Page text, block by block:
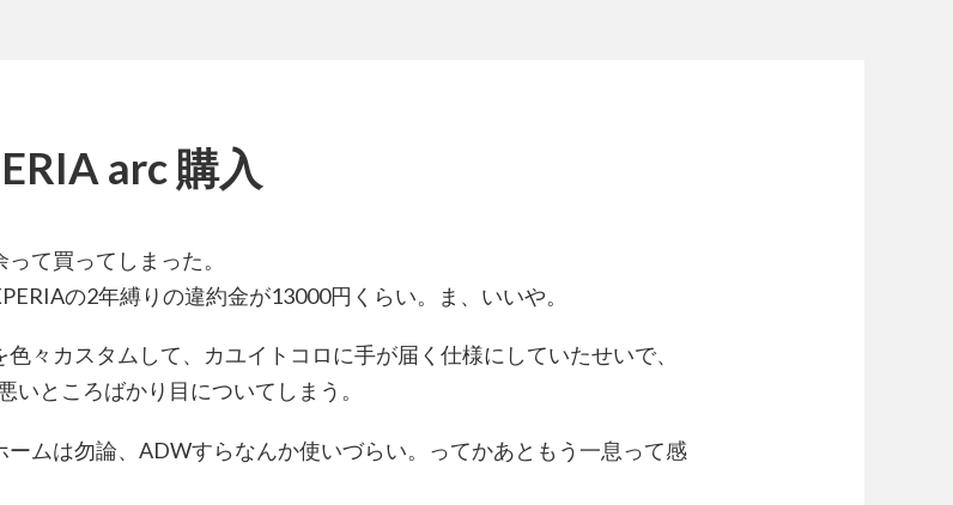
arc 購入
って買ってしまった。
の2年縛りの違約金が13000円くらい。ま、いいや。
色々カスタムして、カユイトコロに手が届く仕様にしていたせいで、
いところばかり目についてしまう。
ームは勿論、ADWすらなんか使いづらい。ってかあともう一息って感